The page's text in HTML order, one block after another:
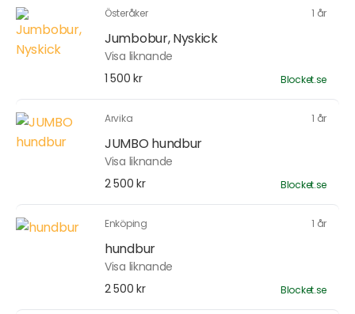
Österåker 1 år
Jumbobur, Nyskick
Visa liknande
1 500 kr
Blocket.se
Arvika 1 år
JUMBO hundbur
Visa liknande
2 500 kr
Blocket.se
Enköping 1 år
hundbur
Visa liknande
2 500 kr
Blocket.se